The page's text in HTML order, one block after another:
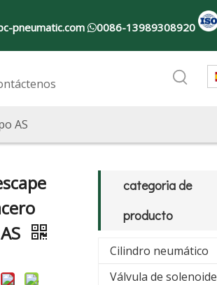
pneumatic.com 0086-13989308920
AS
categoria de
producto
Cilindro neumático
Válvula de solenoide